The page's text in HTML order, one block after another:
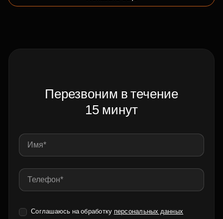
Перезвоним в течение
15 минут
Соглашаюсь на обработку персональных данных